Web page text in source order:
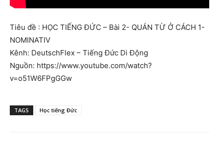
Tiêu đề : HỌC TIẾNG ĐỨC – Bài 2- QUÁN TỪ Ở CÁCH 1-
NOMINATIV
Kênh: DeutschFlex – Tiếng Đức Di Động
Nguồn: https://www.youtube.com/watch?
v=o51W6FPgGGw
TAGS Học tiếng Đức